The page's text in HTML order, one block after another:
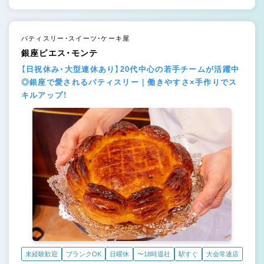
パティスリー・スイーツ・ケーキ屋
銀座ピエス・モンテ
【日祝休み・大型連休あり】20代中心の若手チームが活躍中
◎銀座で愛されるパティスリー｜働きやすさ×手作りでス
キルアップ！
未経験歓迎 ブランクOK 日曜休 〜18時退社 駅すぐ 大会常連店